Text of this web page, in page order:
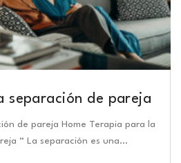
separación de pareja
de pareja Home Terapia para la
“ La separación es una…